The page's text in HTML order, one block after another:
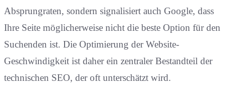
Absprungraten, sondern signalisiert auch Google, dass
Ihre Seite möglicherweise nicht die beste Option für den
Suchenden ist. Die Optimierung der Website-
Geschwindigkeit ist daher ein zentraler Bestandteil der
technischen SEO, der oft unterschätzt wird.